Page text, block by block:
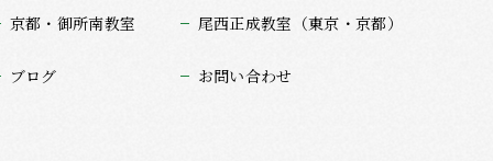
京都・御所南教室 尾西正成教室（東京・京都）
ブログ お問い合わせ